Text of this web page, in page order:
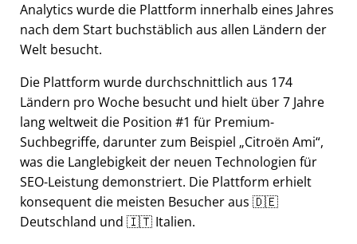
Analytics wurde die Plattform innerhalb eines Jahres
nach dem Start buchstäblich aus allen Ländern der
Welt besucht.
Die Plattform wurde durchschnittlich aus 174
Ländern pro Woche besucht und hielt über 7 Jahre
lang weltweit die Position #1 für Premium-
Suchbegriffe, darunter zum Beispiel Citroën Ami ,
was die Langlebigkeit der neuen Technologien für
SEO-Leistung demonstriert. Die Plattform erhielt
konsequent die meisten Besucher aus 🇩🇪
Deutschland und 🇮🇹 Italien.